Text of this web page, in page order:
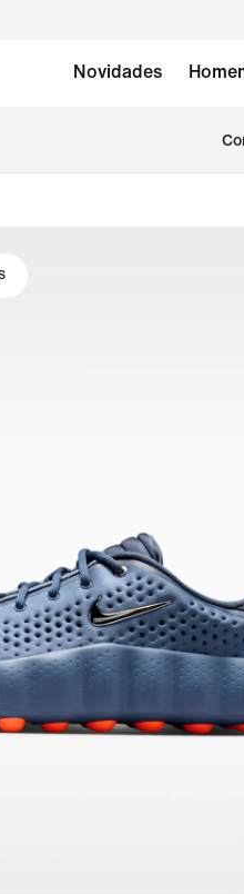
Novidades